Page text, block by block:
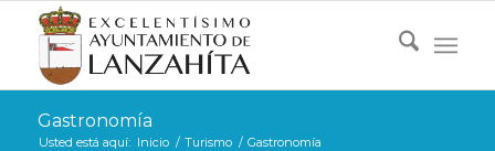
Gastronomía
Usted está aquí: Inicio / Turismo / Gastronomía